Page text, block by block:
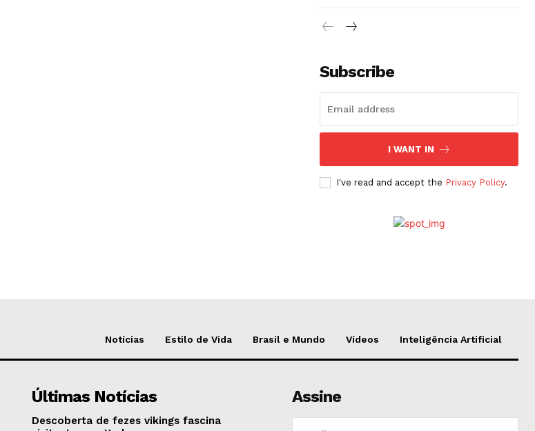
Subscribe
I WANT IN
I've read and accept the Privacy Policy.
Notícias Estilo de Vida Brasil e Mundo Vídeos Inteligência Artificial
Últimas Notícias
Descoberta de fezes vikings fascina
Assine